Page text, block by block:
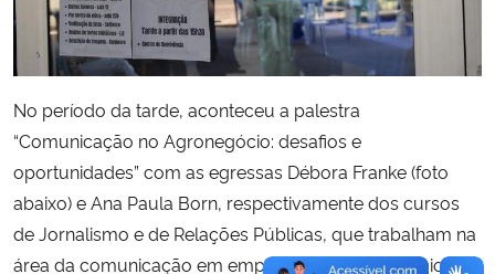
No período da tarde, aconteceu a palestra
“Comunicação no Agronegócio: desafios e
oportunidades” com as egressas Débora Franke (foto
abaixo) e Ana Paula Born, respectivamente dos cursos
de Jornalismo e de Relações Públicas, que trabalham na
área da comunicação em empresas de agronegócio e